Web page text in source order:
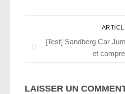
[Test] Sandberg Car
et
LAISSER UN